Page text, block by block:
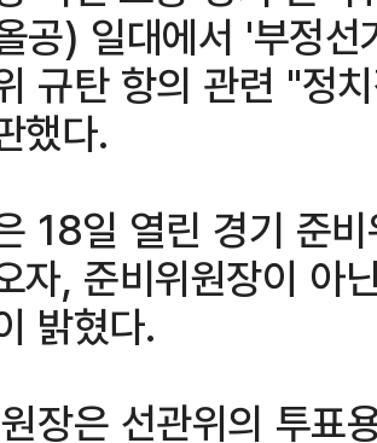
공) 일대에서 '부정
규탄 항의 관련 "정
했다.
18일 열린 경기 준
자, 준비위원장이 아
밝혔다.
장은 선관위의 투표